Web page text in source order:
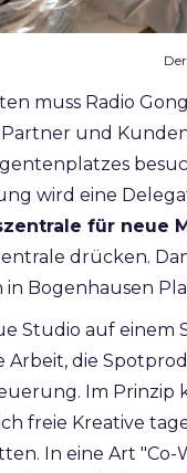
muss Radio
und
wird eine
für neue
drücken.
in Bogenhausen
Studio auf
Arbeit, die
Im
freie Kreative
In eine Art "Co-